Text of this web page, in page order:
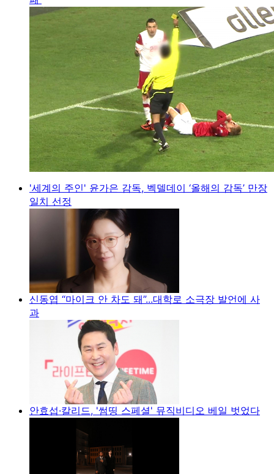
'세계의 주인' 윤가은 감독, 벡델데이 ‘올해의 감독’ 만장
일치 선정
신동엽 “마이크 안 차도 돼”...대학로 소극장 발언에 사
과
안효섭·칼리드, '썸띵 스페셜' 뮤직비디오 베일 벗었다